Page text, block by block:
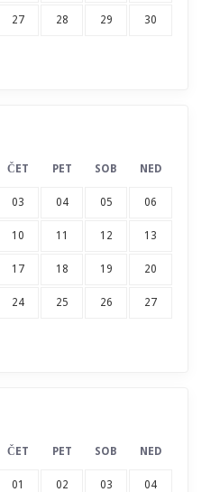
27 28 29 30
ČET PET SOB NED
03 04 05 06
10 11 12 13
17 18 19 20
24 25 26 27
ČET PET SOB NED
01 02 03 04